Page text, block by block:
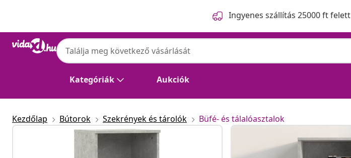
Ingyenes szállítás 25000 ft felett
Kategóriák Aukciók
Kezdőlap Bútorok Szekrények és tárolók Büfé- és tálalóasztalok